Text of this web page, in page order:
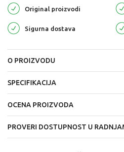
Original proizvodi
Sigurna dostava
O PROIZVODU
SPECIFIKACIJA
OCENA PROIZVODA
PROVERI DOSTUPNOST U